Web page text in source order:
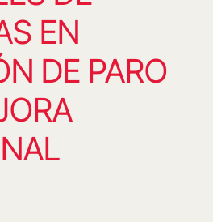
EN
DE PARO